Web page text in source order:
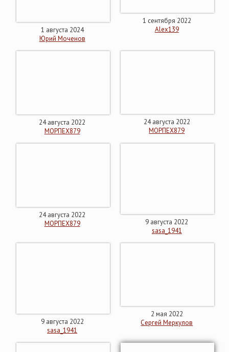
1 августа 2024
Юрий Моченов
1 сентября 2022
Alex139
24 августа 2022
МОРПЕХ879
24 августа 2022
МОРПЕХ879
24 августа 2022
МОРПЕХ879
9 августа 2022
sasa_1941
9 августа 2022
sasa_1941
2 мая 2022
Сергей Меркулов